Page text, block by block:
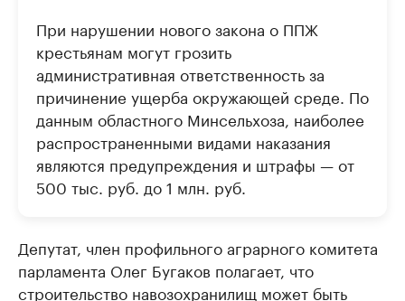
При нарушении нового закона о ППЖ
крестьянам могут грозить
административная ответственность за
причинение ущерба окружающей среде. По
данным областного Минсельхоза, наиболее
распространенными видами наказания
являются предупреждения и штрафы — от
500 тыс. руб. до 1 млн. руб.
Депутат, член профильного аграрного комитета
парламента Олег Бугаков полагает, что
строительство навозохранилищ может быть